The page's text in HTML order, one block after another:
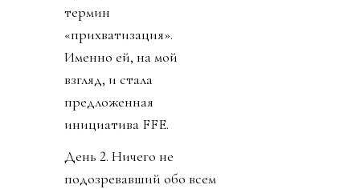
термин
«прихватизация».
Именно ей, на мой
взгляд, и стала
предложенная
инициатива FFE.
День 2. Ничего не
подозревавший обо всем